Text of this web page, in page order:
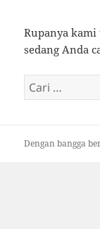
Rupanya
sedang Anda
Cari
untuk:
Dengan bangga